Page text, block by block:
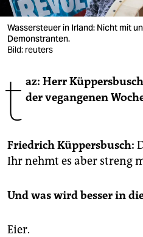
fragen & hilfe
unterstützen
genossenschaft
Wassersteuer in Irland: Nicht mit
Demonstranten.
Bild: reuters
t az: Herr
der vegangenen
Friedrich Küppersbusch:
Ihr nehmt es aber streng
Und was wird besser in
Eier.